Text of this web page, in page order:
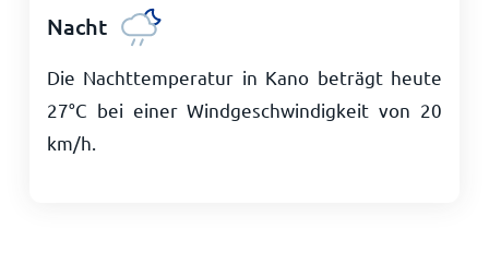
Nacht
Die Nachttemperatur in Kano beträgt heute
27°C bei einer Windgeschwindigkeit von 20
km/h